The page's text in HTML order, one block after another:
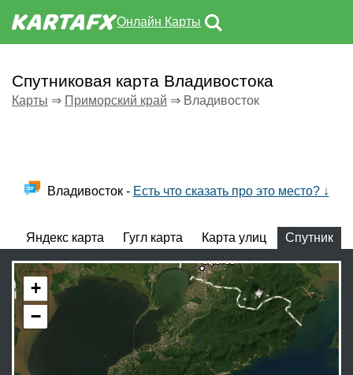
Онлайн Карты
Спутниковая карта Владивостока
Карты ⇒ Приморский край ⇒ Владивосток
Владивосток - Есть что сказать про это место? ↓
Яндекс карта Гугл карта Карта улиц Спутник
+
−